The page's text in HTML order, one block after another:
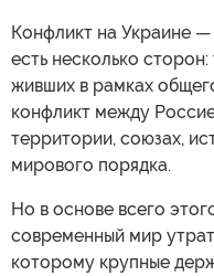
Конфликт на Украине
есть несколько
живших в рамках
конфликт между
территории, союзах,
мирового порядка.
Но в основе всего
современный мир
которому крупные